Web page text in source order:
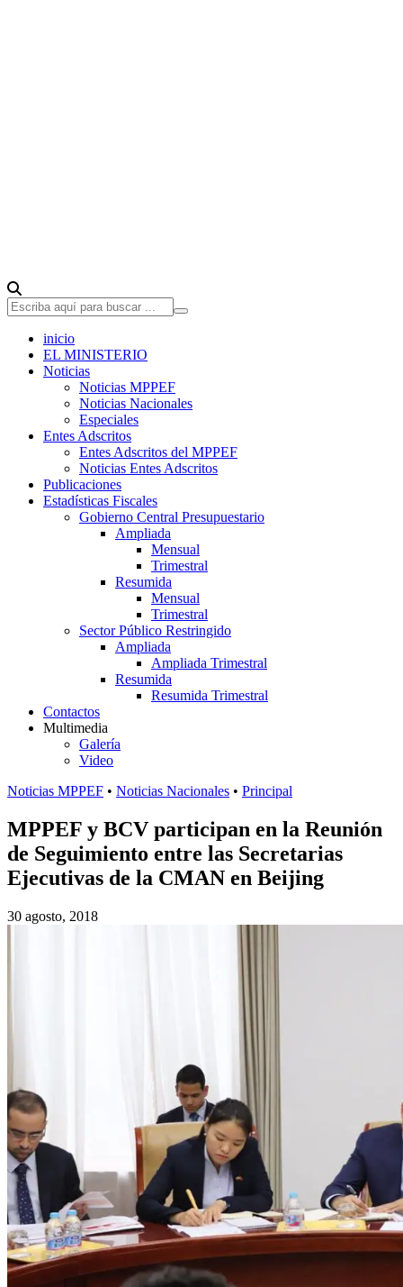
inicio
EL MINISTERIO
Noticias
Noticias MPPEF
Noticias Nacionales
Especiales
Entes Adscritos
Entes Adscritos del MPPEF
Noticias Entes Adscritos
Publicaciones
Estadísticas Fiscales
Gobierno Central Presupuestario
Ampliada
Mensual
Trimestral
Resumida
Mensual
Trimestral
Sector Público Restringido
Ampliada
Ampliada Trimestral
Resumida
Resumida Trimestral
Contactos
Multimedia
Galería
Video
Noticias MPPEF • Noticias Nacionales • Principal
MPPEF y BCV participan en la Reunión
de Seguimiento entre las Secretarias
Ejecutivas de la CMAN en Beijing
30 agosto, 2018